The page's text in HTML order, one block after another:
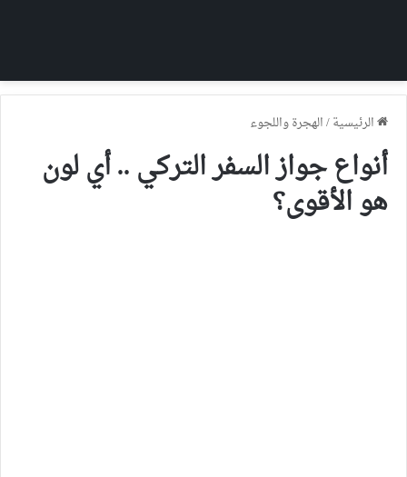
الرئيسية/الهجرة واللجوء
أنواع جواز السفر التركي .. أي لون
هو الأقوى؟